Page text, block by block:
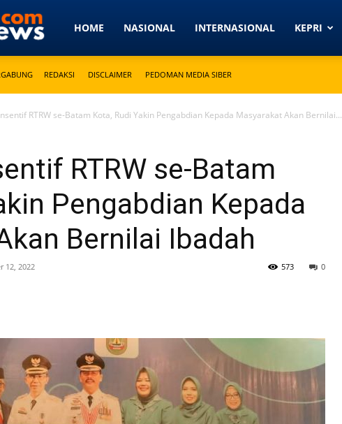
Detikkeprinews.com
HOME NASIONAL INTERNASIONAL KEPRI
REDAKSI DISCLAIMER PEDOMAN MEDIA SIBER
RTRW se-Batam Kota, Rudi Yakin Pengabdian Kepada Masyarakat Akan Bernilai...
RTRW se-Batam
Pengabdian Kepada
Bernilai Ibadah
12, 2022 0
573